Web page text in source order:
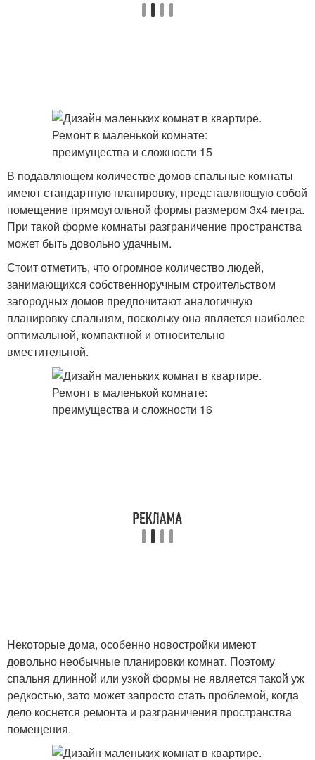
В подавляющем количестве домов спальные комнаты
имеют стандартную планировку, представляющую собой
помещение прямоугольной формы размером 3х4 метра.
При такой форме комнаты разграничение пространства
может быть довольно удачным.
Стоит отметить, что огромное количество людей,
занимающихся собственноручным строительством
загородных домов предпочитают аналогичную
планировку спальням, поскольку она является наиболее
оптимальной, компактной и относительно
вместительной.
Некоторые дома, особенно новостройки имеют
довольно необычные планировки комнат. Поэтому
спальня длинной или узкой формы не является такой уж
редкостью, зато может запросто стать проблемой, когда
дело коснется ремонта и разграничения пространства
помещения.